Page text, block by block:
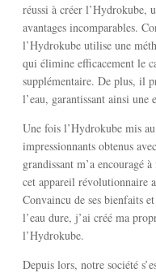
réussi à créer l’Hydrokube,
avantages incomparables.
l’Hydrokube utilise une
qui élimine efficacement le
supplémentaire. De plus, il
l’eau, garantissant ainsi une
Une fois l’Hydrokube mis
impressionnants obtenus
grandissant m’a encouragé
cet appareil révolutionnaire
Convaincu de ses bienfaits
l’eau dure, j’ai créé ma
l’Hydrokube.
Depuis lors, notre société